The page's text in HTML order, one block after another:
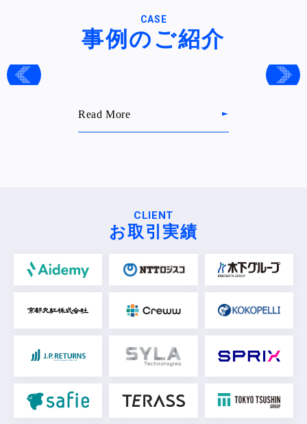
CASE
事例のご紹介
Read More
CLIENT
お取引実績